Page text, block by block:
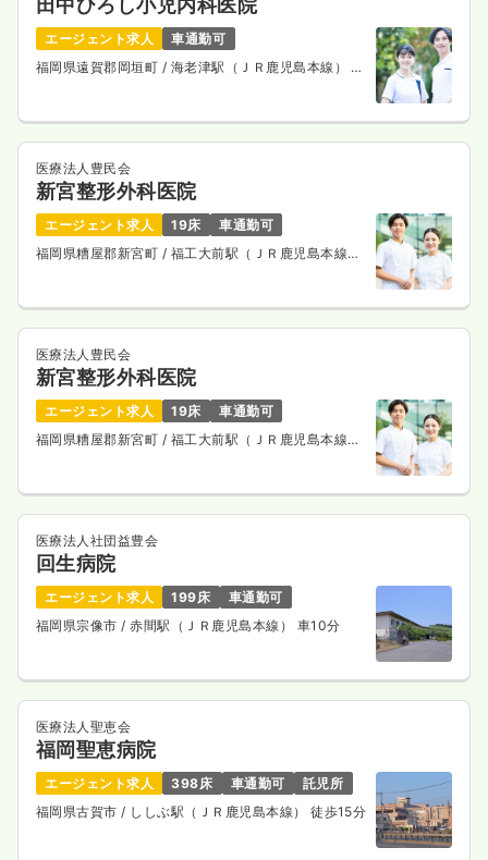
田中ひろし小児内科医院
エージェント求人
車通勤可
福岡県遠賀郡岡垣町 / 海老津駅（ＪＲ鹿児島本線） バ
医療法人豊民会
新宮整形外科医院
エージェント求人 19床
車通勤可
福岡県糟屋郡新宮町 / 福工大前駅（ＪＲ鹿児島本線）
医療法人豊民会
新宮整形外科医院
エージェント求人 19床
車通勤可
福岡県糟屋郡新宮町 / 福工大前駅（ＪＲ鹿児島本線）
医療法人社団益豊会
回生病院
エージェント求人 199床
車通勤可
福岡県宗像市 / 赤間駅（ＪＲ鹿児島本線） 車10分
医療法人聖恵会
福岡聖恵病院
エージェント求人 398床 車通勤可
託児所
福岡県古賀市 / ししぶ駅（ＪＲ鹿児島本線） 徒歩15分